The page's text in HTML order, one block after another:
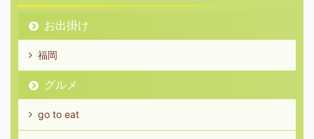
お出掛け
福岡
グルメ
go to eat